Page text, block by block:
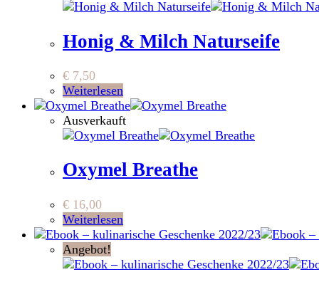
Honig & Milch Naturseife
€ 7,50
Weiterlesen
Ausverkauft
Oxymel Breathe
€ 16,00
Weiterlesen
Angebot!